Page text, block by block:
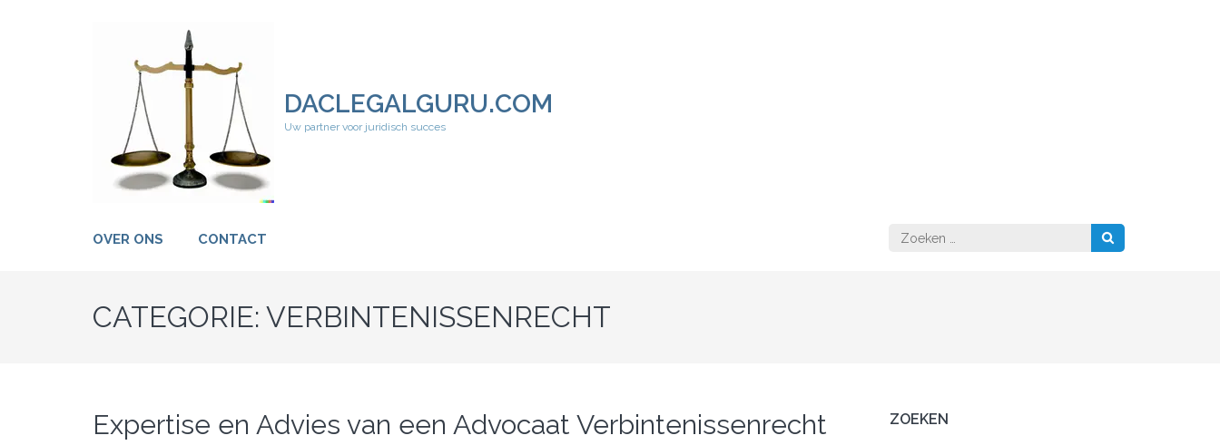
DACLEGALGURU.COM
Uw partner voor juridisch succes
OVER ONS CONTACT
Zoeken
naar:
CATEGORIE: VERBINTENISSENRECHT
Expertise en Advies van een Advocaat Verbintenissenrecht ZOEKEN